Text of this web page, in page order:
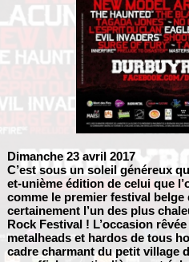
Dimanche 23 avril 2017
C’est sous un soleil généreux
et-unième édition de celui que
comme le premier festival belge
certainement l’un des plus
Rock Festival ! L’occasion
metalheads et hardos de tous
cadre charmant du petit village